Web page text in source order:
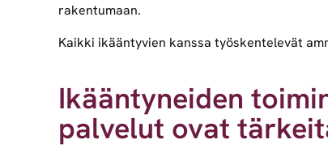
rakentumaan.
Kaikki ikääntyvien kanssa työskentelevät
Ikääntyneiden
palvelut ovat